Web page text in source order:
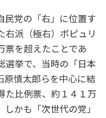
党の「右」に位置す
右派（極右）ポピュリ
票を超えたことであ
選挙で、当時の「日本
原慎太郎らを中心に結
た比例票、約１４１万
かも「次世代の党」